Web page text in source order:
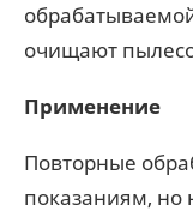
очищают
Применение
Повторные
показаниям, но